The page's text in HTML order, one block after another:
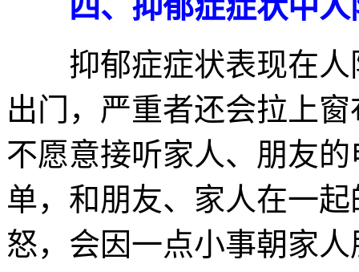
抑郁症症状表现在人
出门，严重者还会拉上
不愿意接听家人、朋友
单，和朋友、家人在一
怒，会因一点小事朝家